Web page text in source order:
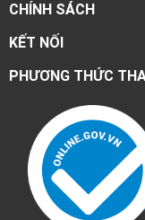
CHÍNH SÁCH
KẾT NỐI
PHƯƠNG THỨC